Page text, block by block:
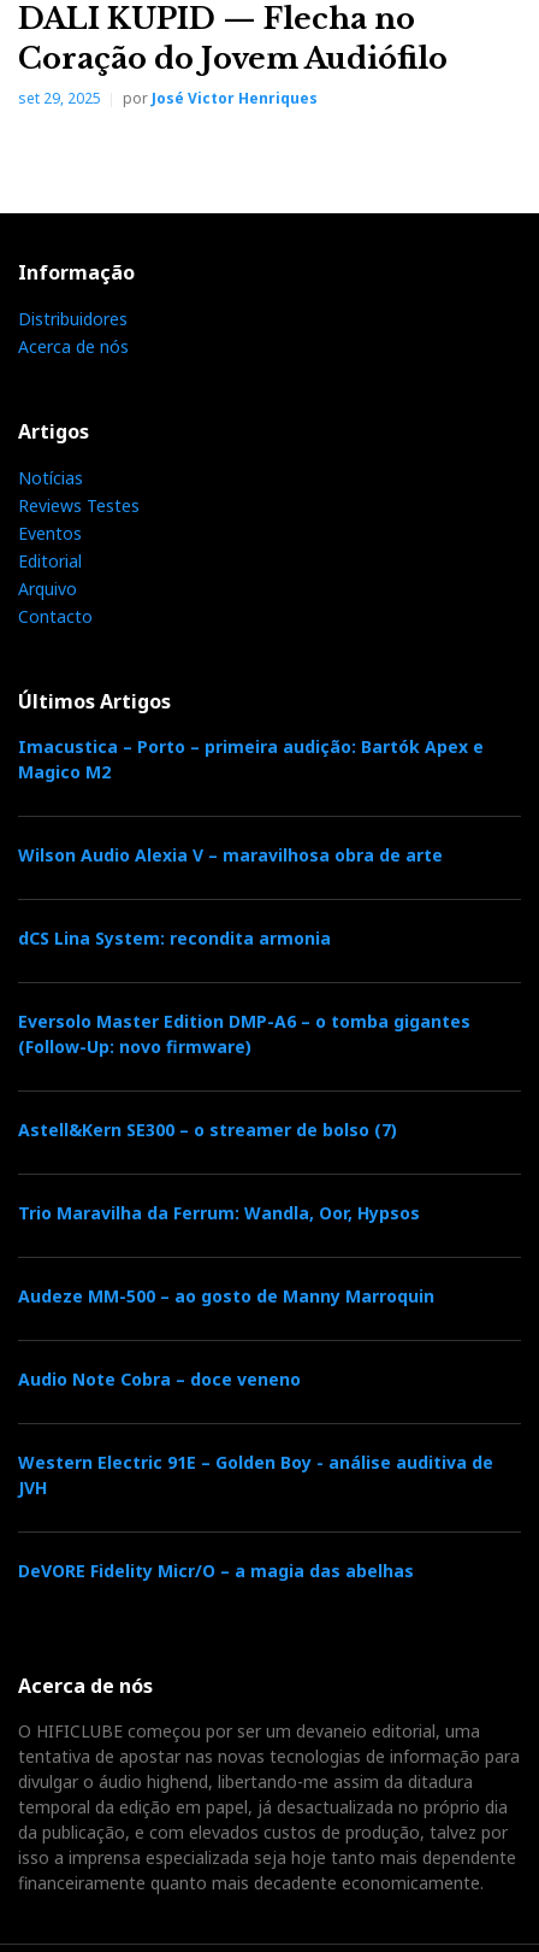
DALI KUPID — Flecha no
Coração do Jovem Audiófilo
set 29, 2025 porJosé Victor Henriques
Informação
Distribuidores
Acerca de nós
Artigos
Notícias
Reviews Testes
Eventos
Editorial
Arquivo
Contacto
Últimos Artigos
Imacustica – Porto – primeira audição: Bartók Apex e
Magico M2
Wilson Audio Alexia V – maravilhosa obra de arte
dCS Lina System: recondita armonia
Eversolo Master Edition DMP-A6 – o tomba gigantes
(Follow-Up: novo firmware)
Astell&Kern SE300 – o streamer de bolso (7)
Trio Maravilha da Ferrum: Wandla, Oor, Hypsos
Audeze MM-500 – ao gosto de Manny Marroquin
Audio Note Cobra – doce veneno
Western Electric 91E – Golden Boy - análise auditiva de
JVH
DeVORE Fidelity Micr/O – a magia das abelhas
Acerca de nós
O HIFICLUBE começou por ser um devaneio editorial, uma
tentativa de apostar nas novas tecnologias de informação para
divulgar o áudio highend, libertando-me assim da ditadura
temporal da edição em papel, já desactualizada no próprio dia
da publicação, e com elevados custos de produção, talvez por
isso a imprensa especializada seja hoje tanto mais dependente
financeiramente quanto mais decadente economicamente.